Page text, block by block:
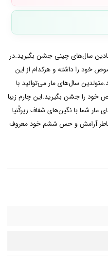
سال‌های چینی جشن بگیرید.در
خود را داشته و هرکدام از این
سال‌های مار می‌توانید با
خود را جشن بگیرید.این چارم زیبا
و چشم‌های مار شما با نگین‌های شفاف زیرکُنیا
آرامش و حس ششم خود معروف